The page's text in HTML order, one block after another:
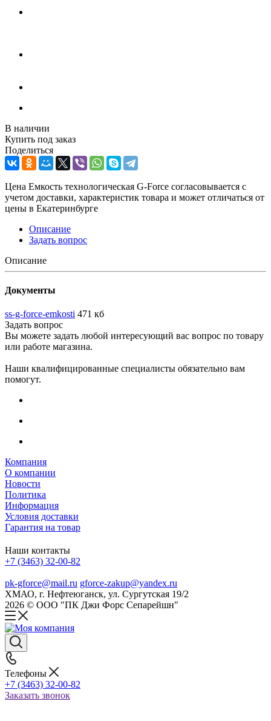
В наличии
Купить под заказ
Поделиться
Цена Емкость технологическая G-Force согласовывается с
учетом доставки, характеристик товара и может отличаться от
цены в Екатеринбурге
Описание
Задать вопрос
Описание
Документы
ss-g-force-emkosti 471 кб
Задать вопрос
Вы можете задать любой интересующий вас вопрос по товару
или работе магазина.
Наши квалифицированные специалисты обязательно вам
помогут.
Компания
О компании
Новости
Политика
Информация
Условия доставки
Гарантия на товар
Наши контакты
+7 (3463) 32-00-82
pk-gforce@mail.ru gforce-zakup@yandex.ru
ХМАО, г. Нефтеюганск, ул. Сургутская 19/2
2026 © ООО "ПК Джи Форс Сепарейшн"
Телефоны
+7 (3463) 32-00-82
Заказать звонок